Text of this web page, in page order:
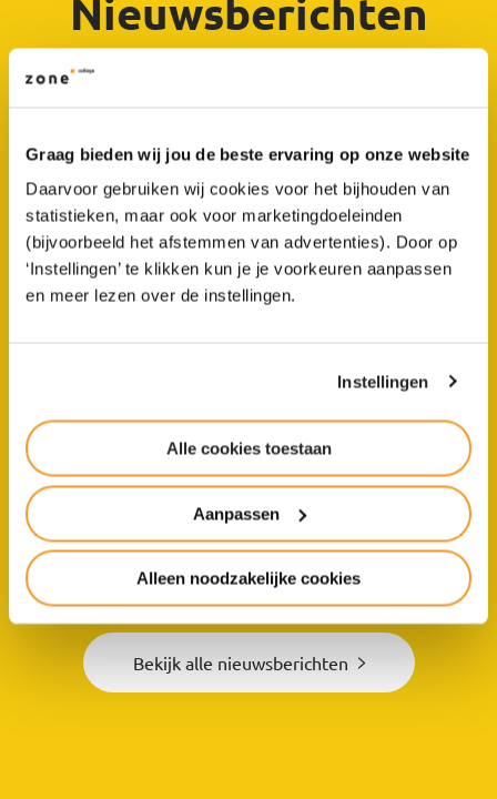
Graag bieden wij jou de beste ervaring op onze website
Daarvoor gebruiken wij cookies voor het bijhouden van
statistieken, maar ook voor marketingdoeleinden
(bijvoorbeeld het afstemmen van advertenties). Door op
‘Instellingen’ te klikken kun je je voorkeuren aanpassen
en meer lezen over de instellingen.
Instellingen
Alle cookies toestaan
Aanpassen
Alleen noodzakelijke cookies
Nieuwsberichten
10 Dingen die je echt moet
weten van Het Groene
Bekijk alle nieuwsberichten